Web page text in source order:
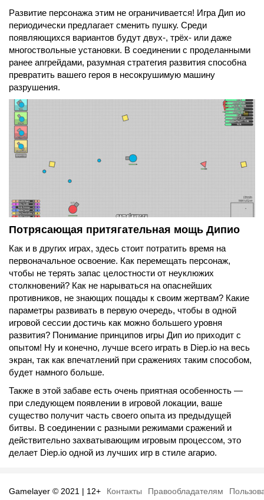
Развитие персонажа этим не ограничивается! Игра Дип ио
периодически предлагает сменить пушку. Среди
появляющихся вариантов будут двух-, трёх- или даже
многоствольные установки. В соединении с проделанными
ранее апгрейдами, разумная стратегия развития способна
превратить вашего героя в несокрушимую машину
разрушения.
Потрясающая притягательная мощь Дипио
Как и в других играх, здесь стоит потратить время на
первоначальное освоение. Как перемещать персонаж,
чтобы не терять запас целостности от неуклюжих
столкновений? Как не нарываться на опаснейших
противников, не знающих пощады к своим жертвам? Какие
параметры развивать в первую очередь, чтобы в одной
игровой сессии достичь как можно большего уровня
развития? Понимание принципов игры Дип ио приходит с
опытом! Ну и конечно, лучше всего играть в Diep.io на весь
экран, так как впечатлений при сражениях таким способом,
будет намного больше.
Также в этой забаве есть очень приятная особенность —
при следующем появлении в игровой локации, ваше
существо получит часть своего опыта из предыдущей
битвы. В соединении с разными режимами сражений и
действительно захватывающим игровым процессом, это
делает Diep.io одной из лучших игр в стиле агарио.
Gamelayer © 2021 | 12+ Контакты Правообладателям